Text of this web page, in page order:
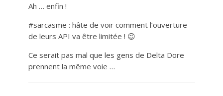
Ah … enfin !
#sarcasme : hâte de voir comment l’ouverture
de leurs API va être limitée ! 😉
Ce serait pas mal que les gens de Delta Dore
prennent la même voie …